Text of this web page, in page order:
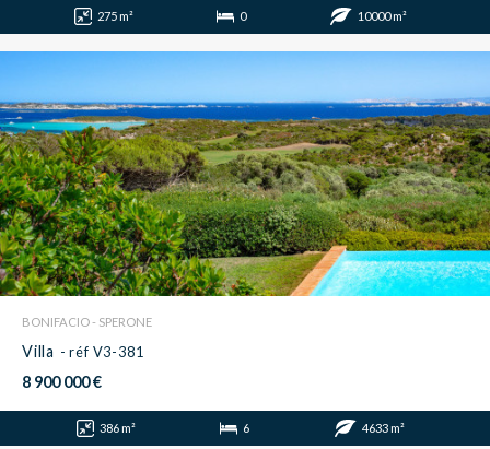
275 m² 0 10000 m²
BONIFACIO - SPERONE
Villa - réf V3-381
8 900 000 €
386 m² 6 4633 m²